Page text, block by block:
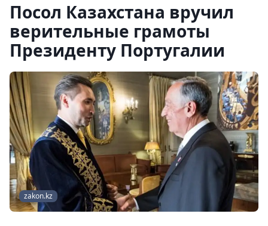
Посол Казахстана вручил
верительные грамоты
Президенту Португалии
zakon.kz